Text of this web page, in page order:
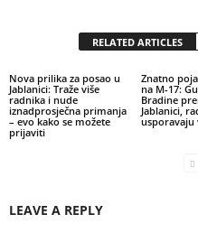
RELATED ARTICLES
Nova prilika za posao u
Jablanici: Traže više
radnika i nude
iznadprosječna primanja
– evo kako se možete
prijaviti
Znatno
na M-17:
Bradine
Jablanici,
usporavaju
LEAVE A REPLY